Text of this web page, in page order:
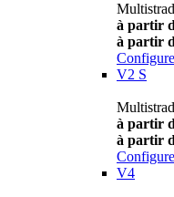
à partir
à partir
V2 S
à partir
à partir
V4